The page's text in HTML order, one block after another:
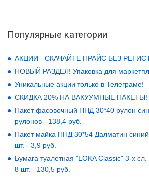
Популярные категории
АКЦИИ - СКАЧАЙТЕ ПРАЙС БЕЗ
НОВЫЙ РАЗДЕЛ! Упаковка для
Уникальные акции только в Телеграме!
СКИДКА 20% НА ВАКУУМНЫЕ ПАКЕТЫ!
Пакет фасовочный ПНД 30*40 рулон
рулонов - 138,4 руб.
Пакет майка ПНД 30*54 Далматин
шт. - 3,9 руб.
Бумага туалетная "LOKA Classic" 3-х
8 шт. - 130,5 руб.